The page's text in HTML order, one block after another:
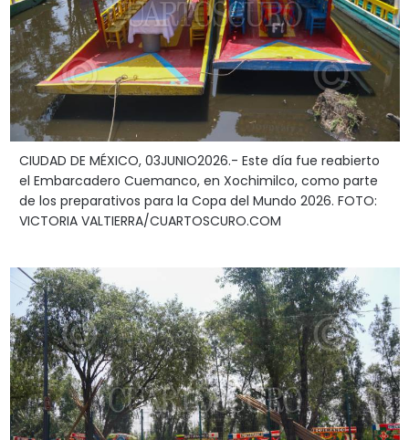
CIUDAD DE MÉXICO, 03JUNIO2026.- Este día fue reabierto
el Embarcadero Cuemanco, en Xochimilco, como parte
de los preparativos para la Copa del Mundo 2026. FOTO:
VICTORIA VALTIERRA/CUARTOSCURO.COM